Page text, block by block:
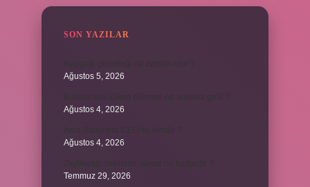
SON YAZILAR
Ağustos 5, 2026
Ağustos 4, 2026
Ağustos 4, 2026
Temmuz 29, 2026